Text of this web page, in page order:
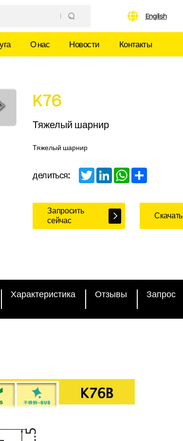
English
О нас Новости Контакты
K76
Тяжелый шарнир
Тяжелый шарнир
делиться: TwitterLinkedInWhatsApp
Share
Запросить
сейчас
Скачать
Характеристика Отзывы Запрос